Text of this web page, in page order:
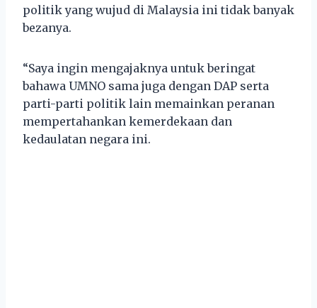
politik yang wujud di Malaysia ini tidak banyak
bezanya.
“Saya ingin mengajaknya untuk beringat
bahawa UMNO sama juga dengan DAP serta
parti-parti politik lain memainkan peranan
mempertahankan kemerdekaan dan
kedaulatan negara ini.